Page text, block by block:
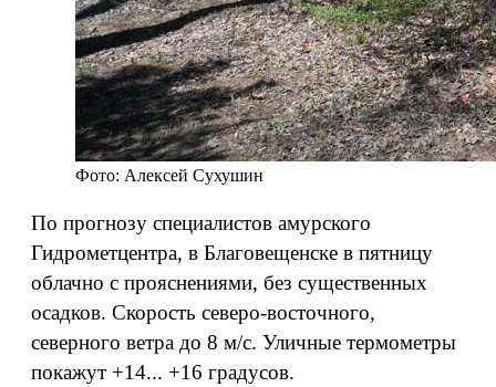
Фото: Алексей Сухушин
По прогнозу специалистов амурского
Гидрометцентра, в Благовещенске в пятницу
облачно с прояснениями, без существенных
осадков. Скорость северо-восточного,
северного ветра до 8 м/с. Уличные термометры
покажут +14... +16 градусов.